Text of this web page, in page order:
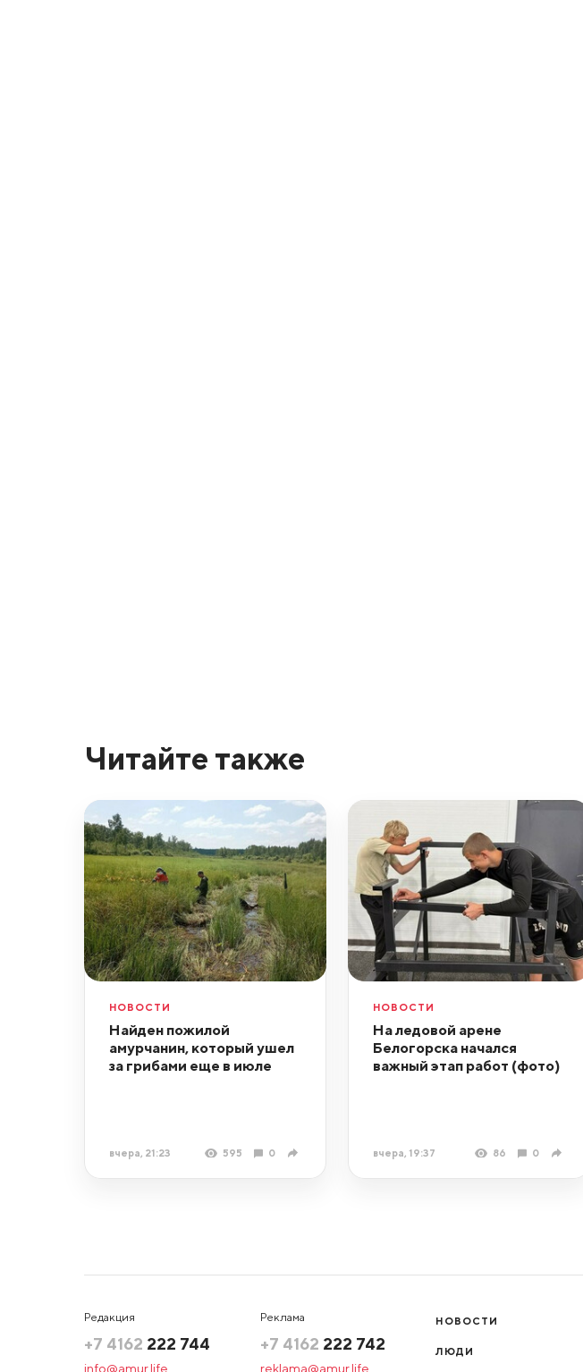
Читайте также
НОВОСТИ
Найден пожилой
амурчанин, который ушел
за грибами еще в июле
вчера, 21:23 595 0
НОВОСТИ
На ледовой арене
Белогорска начался
важный этап работ (фото)
вчера, 19:37 86 0
Редакция
+7 4162 222 744
info@amur.life
Реклама
+7 4162 222 742
reklama@amur.life
НОВОСТИ
ЛЮДИ